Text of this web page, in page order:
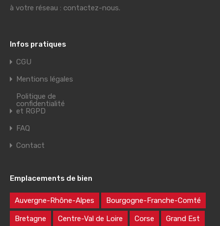
à votre réseau : contactez-nous.
Infos pratiques
CGU
Mentions légales
Politique de
confidentialité
et RGPD
FAQ
Contact
Emplacements de bien
Auvergne-Rhône-Alpes Bourgogne-Franche-Comté
Bretagne Centre-Val de Loire Corse Grand Est